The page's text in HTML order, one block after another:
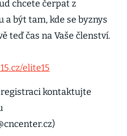
chcete čerpat z
být tam, kde se byznys
teď čas na Vaše členství.
elite15
registraci kontaktujte